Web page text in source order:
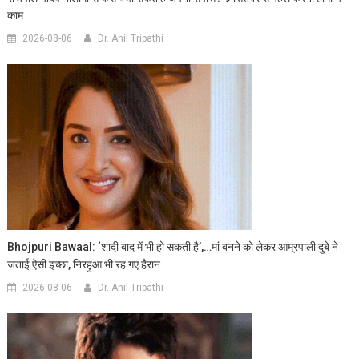
काम
2026-08-06 Dr. Anil Tripathi
Bhojpuri Bawaal: ‘शादी बाद में भी हो सकती है’,…मां बनने को लेकर आम्रपाली दुबे ने
जताई ऐसी इच्छा, निरहुआ भी रह गए हैरान
2026-08-06 Dr. Anil Tripathi